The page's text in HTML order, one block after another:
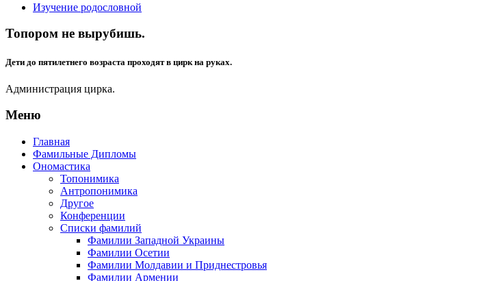
Изучение родословной
Топором не вырубишь.
Дети до пятилетнего возраста проходят в цирк на руках.
Администрация цирка.
Меню
Главная
Фамильные Дипломы
Ономастика
Топонимика
Антропонимика
Другое
Конференции
Списки фамилий
Фамилии Западной Украины
Фамилии Осетии
Фамилии Молдавии и Приднестровья
Фамилии Армении